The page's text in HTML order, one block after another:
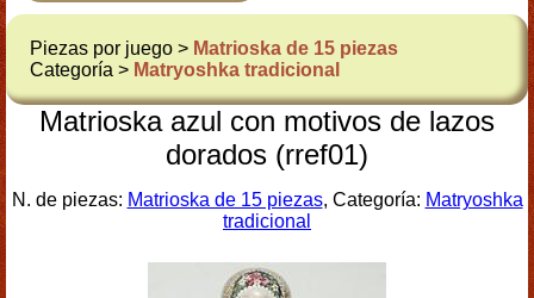
Piezas por juego > Matrioska de 15 piezas
Categoría > Matryoshka tradicional
Matrioska azul con motivos de lazos
dorados (rref01)
N. de piezas: Matrioska de 15 piezas, Categoría: Matryoshka
tradicional